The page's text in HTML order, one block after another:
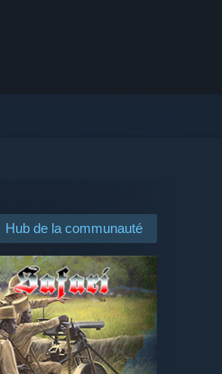
Hub de la communauté